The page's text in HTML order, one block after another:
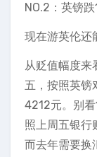
NO.2：英镑跌
现在游英伦还
从贬值幅度来
五，按照英镑
4212元。别
照上周五银行
而去年需要换